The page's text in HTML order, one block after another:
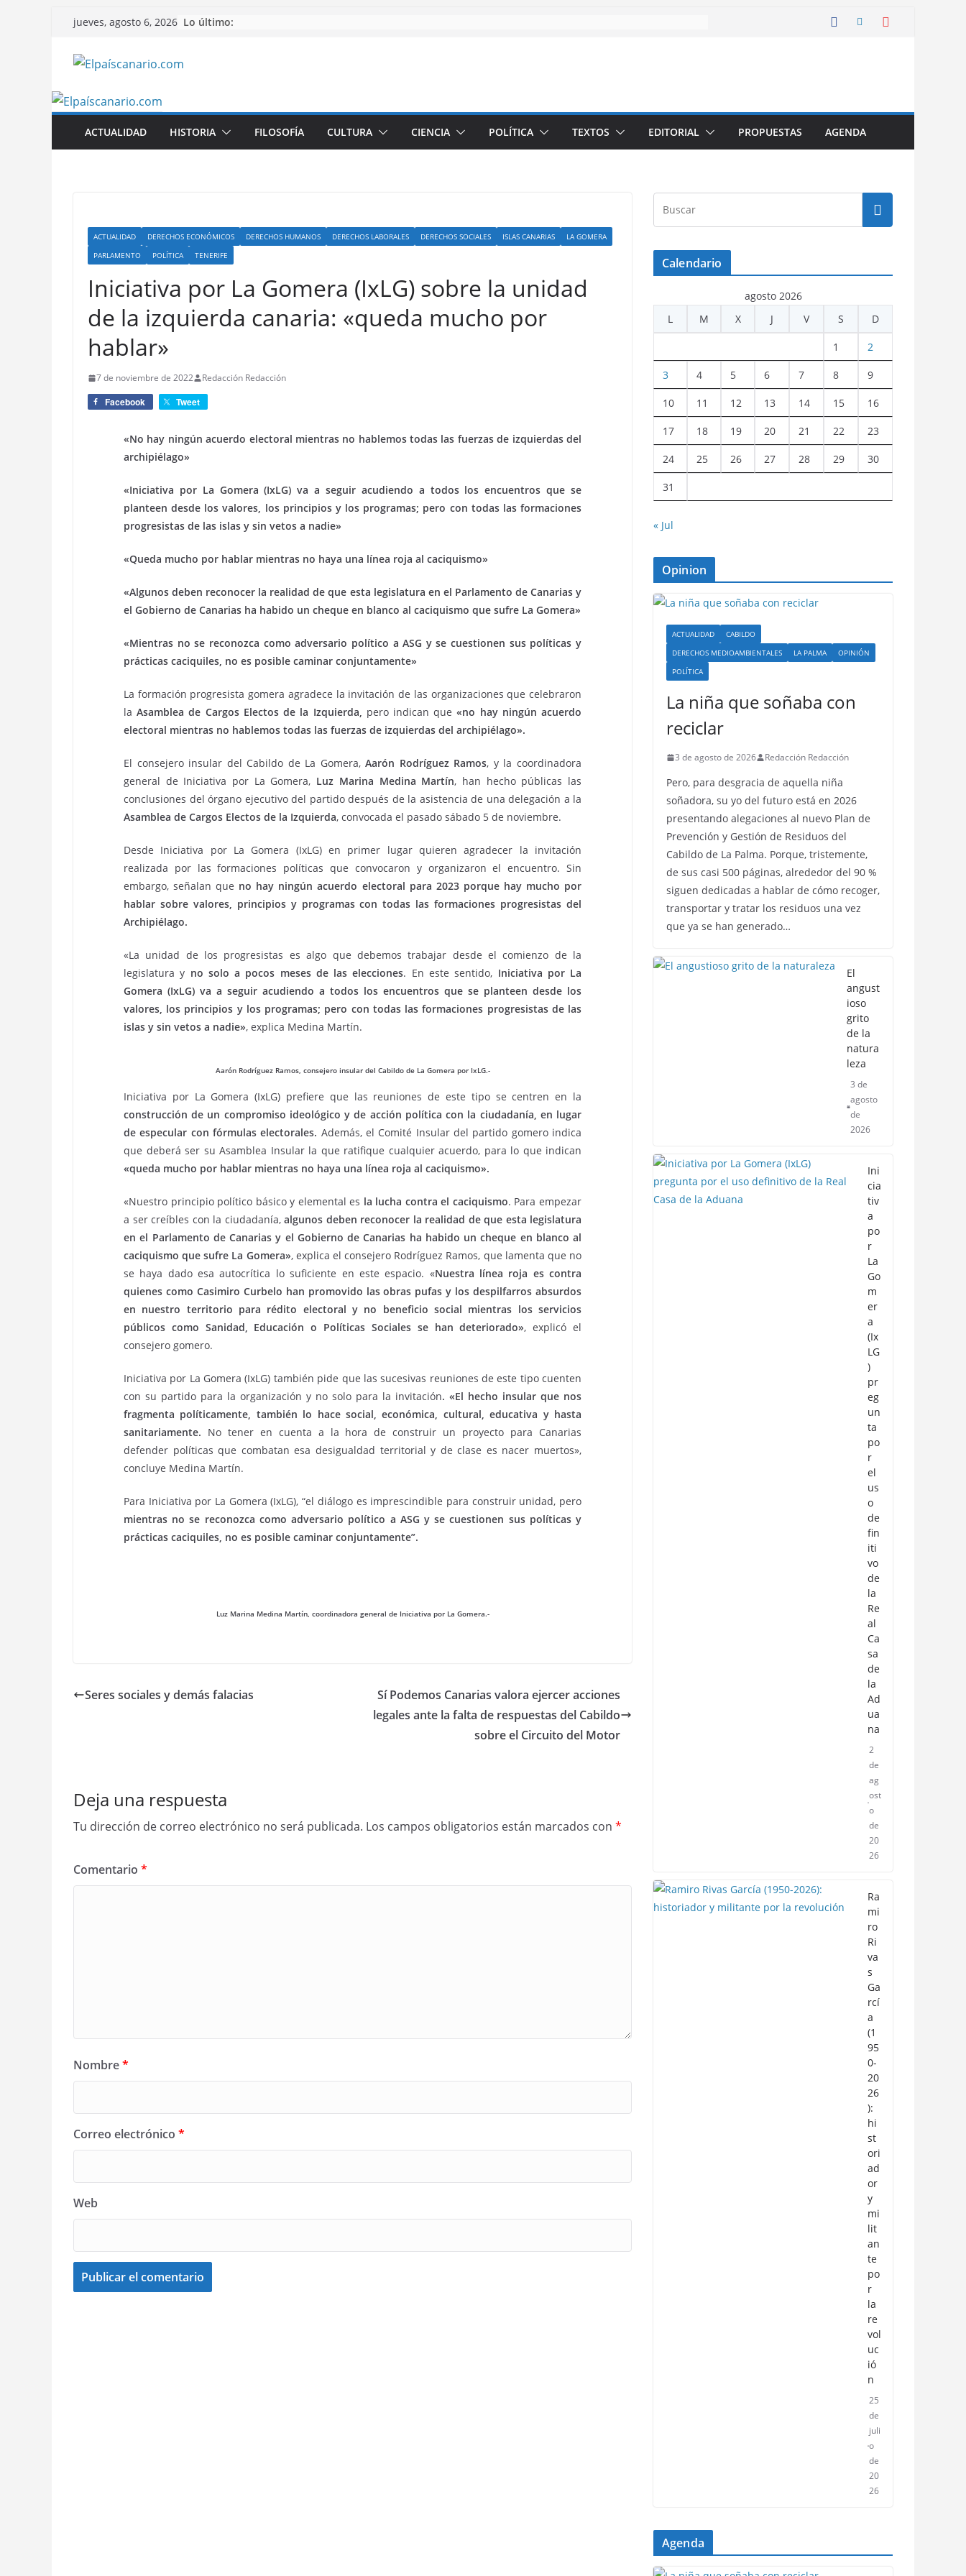
Saltar
contenido
jueves, agosto 6, 2026 Lo último:
ACTUALIDAD HISTORIA FILOSOFÍA CULTURA CIENCIA POLÍTICA TEXTOS EDITORIAL PROPUESTAS AGENDA
ACTUALIDAD DERECHOS ECONÓMICOS DERECHOS HUMANOS DERECHOS LABORALES DERECHOS SOCIALES ISLAS CANARIAS
LA GOMERA
PARLAMENTO
POLÍTICA TENERIFE
Iniciativa por La Gomera (IxLG) sobre la unidad
de la izquierda canaria: «queda mucho por
hablar»
7 de noviembre de 2022 Redacción Redacción
Facebook Tweet
«No hay ningún acuerdo electoral mientras no hablemos todas las fuerzas de izquierdas del
archipiélago»
«Iniciativa por La Gomera (IxLG) va a seguir acudiendo a todos los encuentros que se
planteen desde los valores, los principios y los programas; pero con todas las formaciones
progresistas de las islas y sin vetos a nadie»
«Queda mucho por hablar mientras no haya una línea roja al caciquismo»
«Algunos deben reconocer la realidad de que esta legislatura en el Parlamento de Canarias y
el Gobierno de Canarias ha habido un cheque en blanco al caciquismo que sufre La Gomera»
«Mientras no se reconozca como adversario político a ASG y se cuestionen sus políticas y
prácticas caciquiles, no es posible caminar conjuntamente»
La formación progresista gomera agradece la invitación de las organizaciones que celebraron
laAsamblea de Cargos Electos de la Izquierda, pero indican que«no hay ningún acuerdo
electoral mientras no hablemos todas las fuerzas de izquierdas del archipiélago».
El consejero insular del Cabildo de La Gomera,Aarón Rodríguez Ramos, y la coordinadora
general de Iniciativa por La Gomera, Luz Marina Medina Martín, han hecho públicas las
conclusiones del órgano ejecutivo del partido después de la asistencia de una delegación a la
Asamblea de Cargos Electos de la Izquierda, convocada el pasado sábado 5 de noviembre.
Desde Iniciativa por La Gomera (IxLG) en primer lugar quieren agradecer la invitación
realizada por las formaciones políticas que convocaron y organizaron el encuentro. Sin
embargo, señalan que no hay ningún acuerdo electoral para 2023 porque hay mucho por
hablar sobre valores, principios y programas con todas las formaciones progresistas del
Archipiélago.
«La unidad de los progresistas es algo que debemos trabajar desde el comienzo de la
legislatura y no solo a pocos meses de las elecciones. En este sentido, Iniciativa por La
Gomera (IxLG) va a seguir acudiendo a todos los encuentros que se planteen desde los
valores, los principios y los programas; pero con todas las formaciones progresistas de las
islas y sin vetos a nadie», explica Medina Martín.
Aarón Rodríguez Ramos, consejero insular del Cabildo de La Gomera por IxLG.-
Iniciativa por La Gomera (IxLG) prefiere que las reuniones de este tipo se centren en la
construcción de un compromiso ideológico y de acción política con la ciudadanía, en lugar
de especular con fórmulas electorales. Además, el Comité Insular del partido gomero indica
que deberá ser su Asamblea Insular la que ratifique cualquier acuerdo, para lo que indican
«queda mucho por hablar mientras no haya una línea roja al caciquismo».
«Nuestro principio político básico y elemental es la lucha contra el caciquismo. Para empezar
a ser creíbles con la ciudadanía, algunos deben reconocer la realidad de que esta legislatura
en el Parlamento de Canarias y el Gobierno de Canarias ha habido un cheque en blanco al
caciquismo que sufre La Gomera», explica el consejero Rodríguez Ramos, que lamenta que no
se haya dado esa autocrítica lo suficiente en este espacio. «Nuestra línea roja es contra
quienes como Casimiro Curbelo han promovido las obras pufas y los despilfarros absurdos
en nuestro territorio para rédito electoral y no beneficio social mientras los servicios
públicos como Sanidad, Educación o Políticas Sociales se han deteriorado», explicó el
consejero gomero.
Iniciativa por La Gomera (IxLG) también pide que las sucesivas reuniones de este tipo cuenten
con su partido para la organización y no solo para la invitación. «El hecho insular que nos
fragmenta políticamente, también lo hace social, económica, cultural, educativa y hasta
sanitariamente. No tener en cuenta a la hora de construir un proyecto para Canarias
defender políticas que combatan esa desigualdad territorial y de clase es nacer muertos»,
concluye Medina Martín.
Para Iniciativa por La Gomera (IxLG), “el diálogo es imprescindible para construir unidad, pero
mientras no se reconozca como adversario político a ASG y se cuestionen sus políticas y
prácticas caciquiles, no es posible caminar conjuntamente”.
Luz Marina Medina Martín, coordinadora general de Iniciativa por La Gomera.-
Seres sociales y demás falacias
Sí Podemos Canarias valora ejercer acciones
legales ante la falta de respuestas del Cabildo
sobre el Circuito del Motor
Deja una respuesta
Tu dirección de correo electrónico no será publicada. Los campos obligatorios están marcados con *
Comentario *
Nombre*
Correo electrónico *
Web
Calendario
agosto 2026
L
M X J V S D
1 2
3 4 5 6 7 8 9
10 11 12 13 14 15 16
17 18 19 20 21 22 23
24 25 26 27 28 29 30
31
« Jul
Opinion
ACTUALIDAD
CABILDO
DERECHOS MEDIOAMBIENTALES
LA PALMA
OPINIÓN
POLÍTICA
La niña que soñaba con
reciclar
3 de agosto de 2026 Redacción Redacción
Pero, para desgracia de aquella niña
soñadora, su yo del futuro está en 2026
presentando alegaciones al nuevo Plan de
Prevención y Gestión de Residuos del
Cabildo de La Palma. Porque, tristemente,
de sus casi 500 páginas, alrededor del 90 %
siguen dedicadas a hablar de cómo recoger,
transportar y tratar los residuos una vez
que ya se han generado…
El
angust
ioso
grito
de la
natura
leza
3 de
agosto
de
2026
Ini
cia
tiv
a
po
r
La
Go
m
er
a
(Ix
LG
)
pr
eg
un
ta
po
r
el
us
o
de
fin
iti
vo
de
la
Re
al
Ca
sa
de
la
Ad
ua
na
2
de
ag
ost
o
de
20
26
Ra
mi
ro
Ri
va
s
Ga
rcí
a
(1
95
0-
20
26
):
hi
st
ori
ad
or
y
mi
lit
an
te
po
r
la
re
vol
uc
ió
n
25
de
juli
o
de
20
26
Agenda